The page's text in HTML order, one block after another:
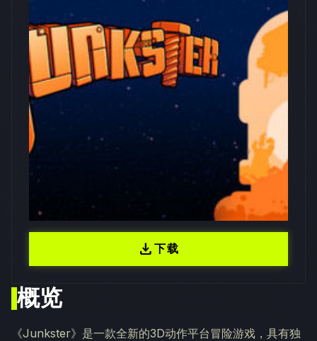
概览
《Junkster》是一款全新的3D动作平台冒险游戏，具有独
download下载